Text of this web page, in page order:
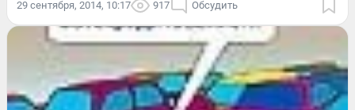
29 сентября, 2014, 10:17 917 Обсудить